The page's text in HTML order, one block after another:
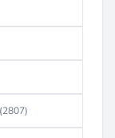
(2807)